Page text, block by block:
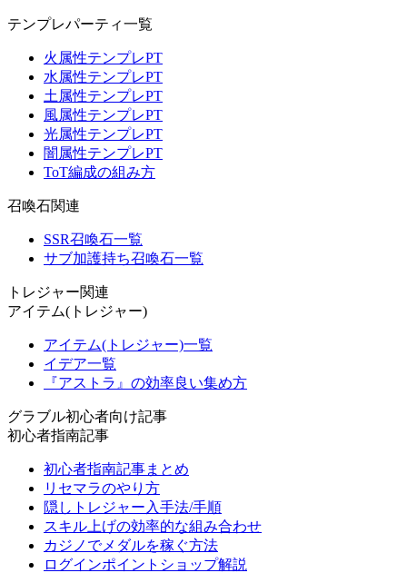
テンプレパーティ一覧
火属性テンプレPT
水属性テンプレPT
土属性テンプレPT
風属性テンプレPT
光属性テンプレPT
闇属性テンプレPT
ToT編成の組み方
召喚石関連
SSR召喚石一覧
サブ加護持ち召喚石一覧
トレジャー関連
アイテム(トレジャー)
アイテム(トレジャー)一覧
イデア一覧
『アストラ』の効率良い集め方
グラブル初心者向け記事
初心者指南記事
初心者指南記事まとめ
リセマラのやり方
隠しトレジャー入手法/手順
スキル上げの効率的な組み合わせ
カジノでメダルを稼ぐ方法
ログインポイントショップ解説